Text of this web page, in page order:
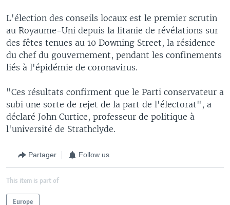
L'élection des conseils locaux est le premier scrutin
au Royaume-Uni depuis la litanie de révélations sur
des fêtes tenues au 10 Downing Street, la résidence
du chef du gouvernement, pendant les confinements
liés à l'épidémie de coronavirus.
"Ces résultats confirment que le Parti conservateur a
subi une sorte de rejet de la part de l'électorat", a
déclaré John Curtice, professeur de politique à
l'université de Strathclyde.
Partager Follow us
This item is part of
Europe